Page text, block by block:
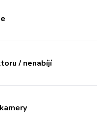
/ nenabíjí